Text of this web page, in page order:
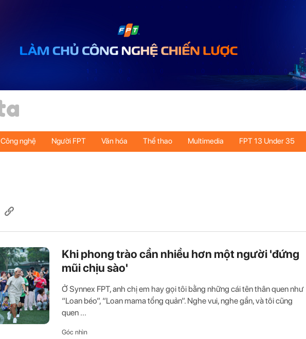
Công nghệ Người FPT Văn hóa Thể thao Multimedia FPT 13 Under 35
Khi phong trào cần nhiều hơn một người 'đứng
mũi chịu sào'
Ở Synnex FPT, anh chị em hay gọi tôi bằng những cái tên thân quen như
“Loan béo”, “Loan mama tổng quản”. Nghe vui, nghe gần, và tôi cũng
quen ...
Góc nhìn